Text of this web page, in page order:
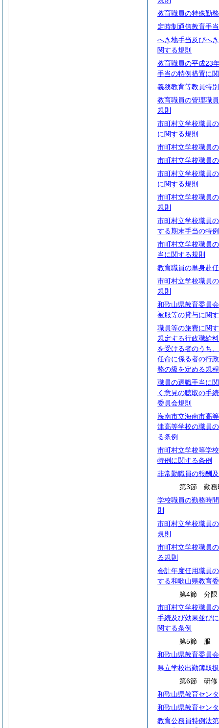
教育職員の特殊勤
定時制通信教育手
へき地手当及びへ
関する規則
教育職員の平成23
手当の特例措置に
義務教育等教員特
教育職員の管理職
規則
市町村立学校職員
に関する規則
市町村立学校職員
市町村立学校職員
市町村立学校職員
に関する規則
市町村立学校職員
規則
市町村立学校職員
する期末手当の特
市町村立学校職員
当に関する規則
教育職員の単身赴
市町村立学校職員
規則
和歌山県教育委員
被服等の貸与に関
職員等の旅費に関
規定する行政職給
を受ける者のうち
任命に係る者の行
務の級を定める規程
職員の退職手当に
く意見の聴取の手
委員会規則
海南市立海南市高
津高等学校の職員
る条例
市町村立学校等学
特例に関する条例
非常勤職員の報酬
第3節 勤務
学校職員の勤務時
則
市町村立学校職員
規則
市町村立学校職員
る規則
会計年度任用職員
する和歌山県教育
第4節 分限
市町村立学校職員
手続及び効果並び
関する条例
第5節 服
和歌山県教育委員
県立学校出勤簿取
第6節 研修
和歌山県教育セン
和歌山県教育セン
教育公務員特例法